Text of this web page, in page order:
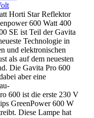
Horti Star Reflektor
600 Watt 400
SE ist Teil der Gavita
Technologie in
und elektronischen
als auf dem neuesten
Die Gavita Pro 600
aber eine
600 ist die erste 230 V
GreenPower 600 W
Diese Lampe hat